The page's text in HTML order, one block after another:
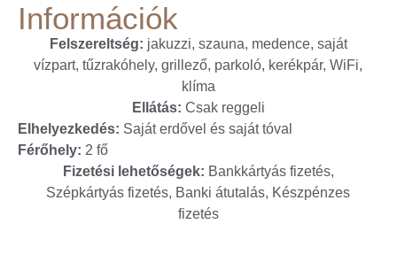
Információk
Felszereltség: jakuzzi, szauna, medence, saját
vízpart, tűzrakóhely, grillező, parkoló, kerékpár, WiFi,
klíma
Ellátás: Csak reggeli
Elhelyezkedés: Saját erdővel és saját tóval
Férőhely: 2 fő
Fizetési lehetőségek: Bankkártyás fizetés,
Szépkártyás fizetés, Banki átutalás, Készpénzes
fizetés